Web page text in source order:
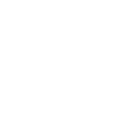
(كان يا ما كان)